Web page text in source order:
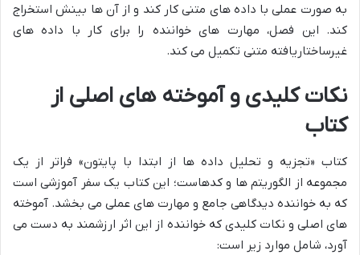
به صورت عملی با داده های متنی کار کند و از آن ها بینش استخراج
کند. این فصل، مهارت های خواننده را برای کار با داده های
غیرساختاریافته متنی تکمیل می کند.
نکات کلیدی و آموخته های اصلی از
کتاب
کتاب «تجزیه و تحلیل داده ها از ابتدا با پایتون» فراتر از یک
مجموعه از الگوریتم ها و کدهاست؛ این کتاب یک سفر آموزشی است
که به خواننده دیدگاهی جامع و مهارت های عملی می بخشد. آموخته
های اصلی و نکات کلیدی که خواننده از این اثر ارزشمند به دست می
آورد، شامل موارد زیر است: